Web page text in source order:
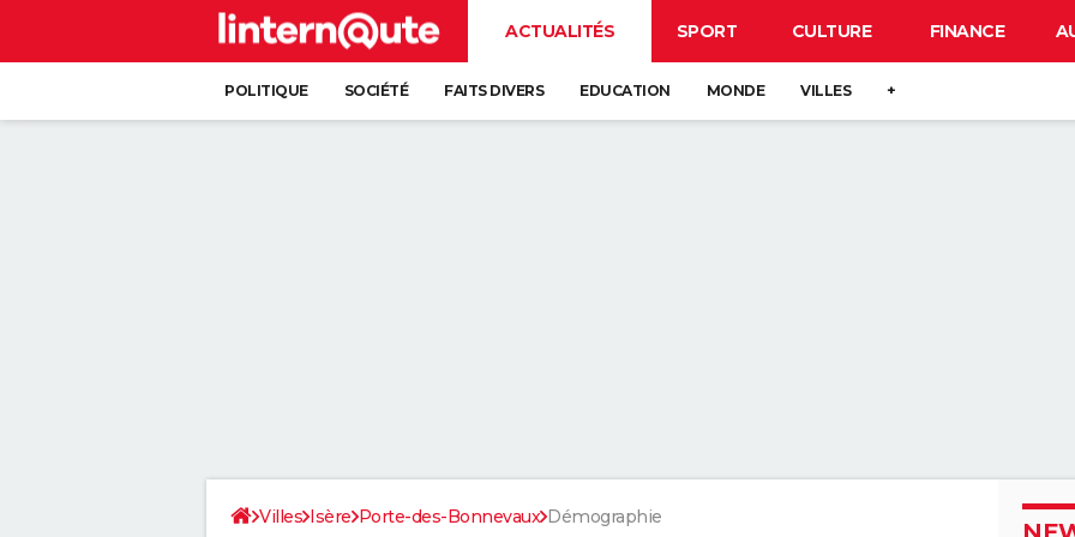
ACTUALITÉS SPORT CULTURE FINANCE
POLITIQUE SOCIÉTÉ FAITS DIVERS EDUCATION MONDE VILLES +
Villes Isère Porte-des-Bonnevaux Démographie